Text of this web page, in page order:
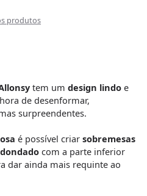
produtos
tem um design lindoe
de desenformar,
surpreendentes.
é possível criar sobremesas
com a parte inferior
dar ainda mais requinte ao